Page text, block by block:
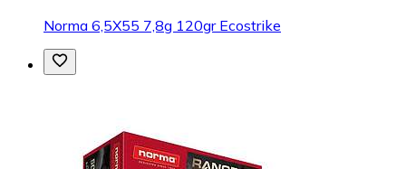
Norma 6,5X55 7,8g 120gr Ecostrike